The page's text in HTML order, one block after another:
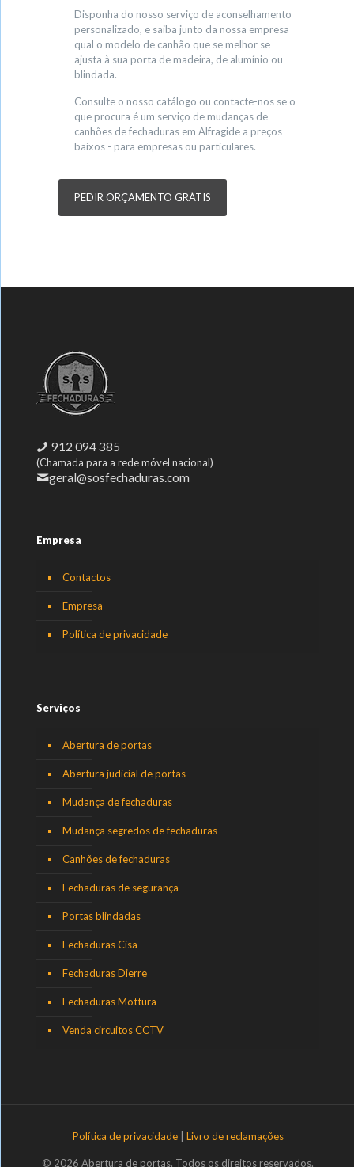
Disponha do nosso serviço de aconselhamento
personalizado, e saiba junto da nossa empresa
qual o modelo de canhão que se melhor se
ajusta à sua porta de madeira, de alumínio ou
blindada.
Consulte o nosso catálogo ou contacte-nos se o
que procura é um serviço de mudanças de
canhões de fechaduras em Alfragide a preços
baixos - para empresas ou particulares.
PEDIR ORÇAMENTO GRÁTIS
912 094 385
(Chamada para a rede móvel nacional)
geral@sosfechaduras.com
Empresa
Contactos
Empresa
Política de privacidade
Serviços
Abertura de portas
Abertura judicial de portas
Mudança de fechaduras
Mudança segredos de fechaduras
Canhões de fechaduras
Fechaduras de segurança
Portas blindadas
Fechaduras Cisa
Fechaduras Dierre
Fechaduras Mottura
Venda circuitos CCTV
Política de privacidade| Livro de reclamações
© 2026 Abertura de portas. Todos os direitos reservados.